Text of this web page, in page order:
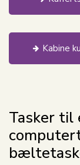
Kabine
Tasker til